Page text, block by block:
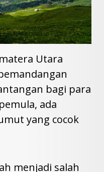
Utara
bagi para
ada
yang cocok
menjadi salah